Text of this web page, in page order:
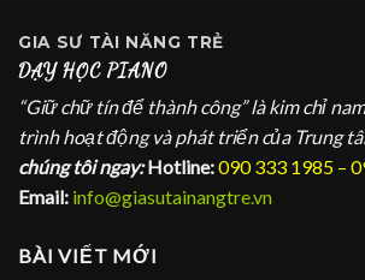
GIA SƯ TÀI NĂNG TRẺ
DẠY HỌC PIANO
“Giữ chữ tín để thành công” là kim chỉ
trình hoạt động và phát triển của Trung
chúng tôi ngay: Hotline:090 333 1985 –
Email: info@giasutainangtre.vn
BÀI VIẾT MỚI